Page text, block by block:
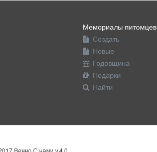
Мемориалы питомцев
Создать
Новые
Годовщина
Подарки
Найти